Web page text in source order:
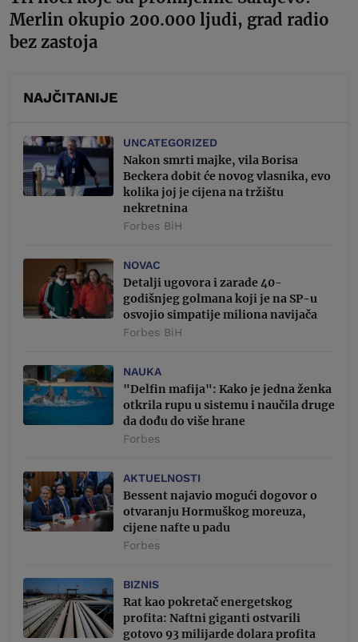
Merlin okupio 200.000 ljudi, grad radio
bez zastoja
NAJČITANIJE
UNCATEGORIZED
Nakon smrti majke, vila Borisa
Beckera dobit će novog vlasnika, evo
kolika joj je cijena na tržištu
nekretnina
Forbes BiH
NOVAC
Detalji ugovora i zarade 40-
godišnjeg golmana koji je na SP-u
osvojio simpatije miliona navijača
Forbes BiH
NAUKA
"Delfin mafija": Kako je jedna ženka
otkrila rupu u sistemu i naučila druge
da dođu do više hrane
Forbes
AKTUELNOSTI
Bessent najavio mogući dogovor o
otvaranju Hormuškog moreuza,
cijene nafte u padu
Forbes
BIZNIS
Rat kao pokretač energetskog
profita: Naftni giganti ostvarili
gotovo 93 milijarde dolara profita